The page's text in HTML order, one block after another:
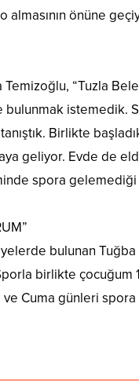
almasının önüne
“Tuzla
istemedik.
Birlikte
geliyor. Evde de
spora gelemediği
bulunan
birlikte
Cuma günleri